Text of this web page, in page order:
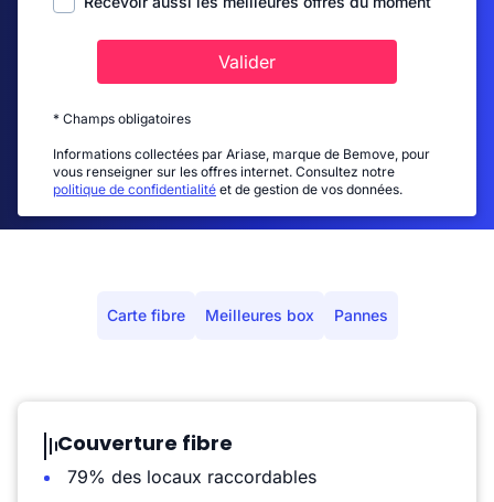
Valider
* Champs obligatoires
Informations collectées par Ariase, marque de Bemove, pour
vous renseigner sur les offres internet. Consultez notre
politique de confidentialité et de gestion de vos données.
Carte fibre Meilleures box Pannes
Couverture fibre
79% des locaux raccordables